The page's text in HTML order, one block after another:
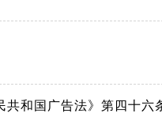
共和国广告法》第四十